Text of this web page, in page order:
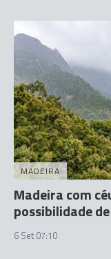
MADEIRA
Madeira com
possibilidade
6 Set 07:10